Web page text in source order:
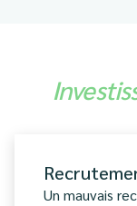
Un mauvais